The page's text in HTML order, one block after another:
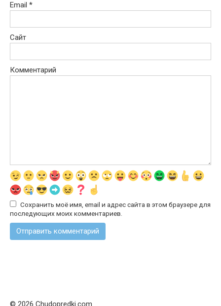
Email *
Сайт
Комментарий
Сохранить моё имя, email и адрес сайта в этом браузере для
последующих моих комментариев.
© 2026 Chudopredki.com